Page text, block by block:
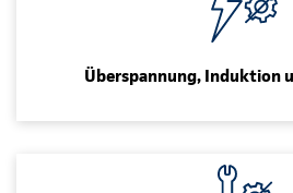
Überspannung, Induktion